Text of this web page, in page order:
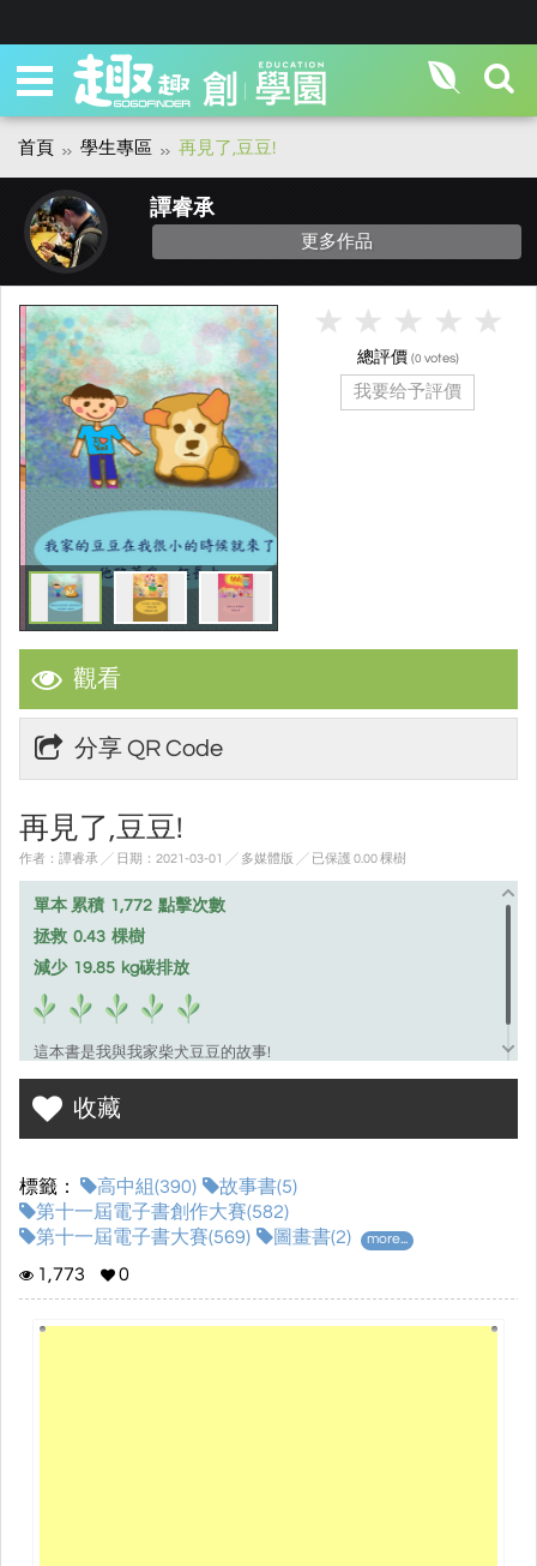
首頁 學生專區 再見了,豆豆!
譚睿承
更多作品
觀看
分享 QR Code
再見了,豆豆!
作者：譚睿承 ╱ 日期：2021-03-01 ╱ 多媒體版 ╱ 已保護 0.00 棵樹
單本 累積 1,772 點擊次數
拯救 0.43 棵樹
減少 19.85 kg碳排放
這本書是我與我家柴犬豆豆的故事!
收藏
標籤： 高中組(390)
故事書(5)
第十一屆電子書創作大賽(582)
第十一屆電子書大賽(569)
圖畫書(2) more...
1,773 0
總評價 (0 votes)
我要给予評價